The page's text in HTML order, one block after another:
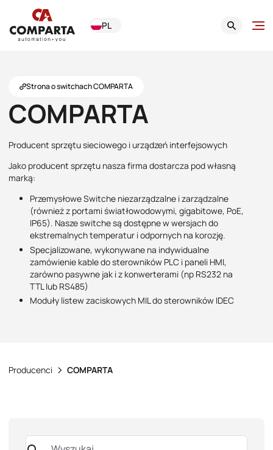
PL
COMPARTA
Strona o switchach COMPARTA
Jako producent sprzętu nasza firma dostarcza pod własną
marką:
Przemysłowe Switche niezarządzalne i zarządzalne
(również z portami światłowodowymi, gigabitowe, PoE,
IP65). Nasze switche są dostępne w wersjach do
ekstremalnych temperatur i odpornych na korozję.
Specjalizowane, wykonywane na indywidualne
zamówienie kable do sterowników PLC i paneli HMI,
zarówno pasywne jak i z konwerterami (np RS232 na
TTL lub RS485)
Moduły listew zaciskowych MIL do sterowników IDEC
Producent sprzętu sieciowego i urządzeń interfejsowych
Producenci COMPARTA